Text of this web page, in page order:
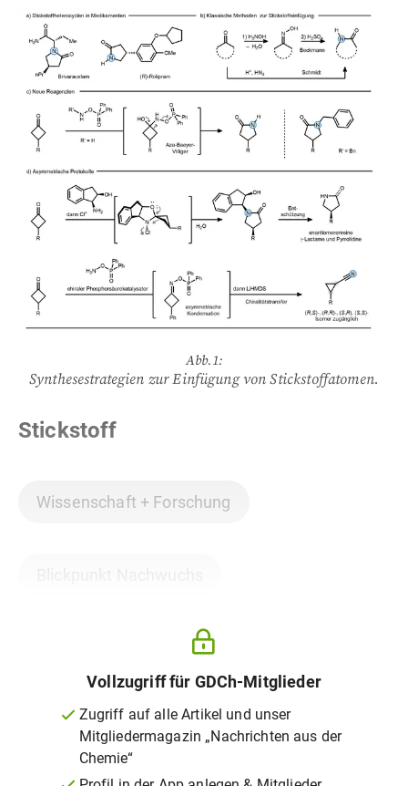
Abb.1:
Synthesestrategien zur Einfügung von Stickstoffatomen.
Stickstoff
Wissenschaft + Forschung
Vollzugriff für GDCh-Mitglieder
Zugriff auf alle Artikel und unser
Mitgliedermagazin „Nachrichten aus der
Chemie“